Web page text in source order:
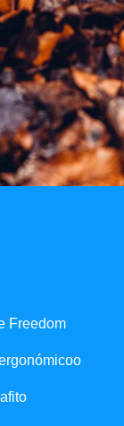
Freedom